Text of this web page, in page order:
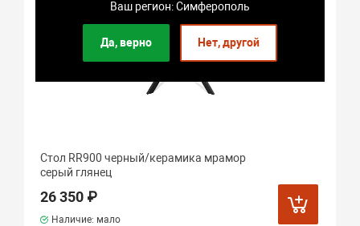
Ваш регион: Симферополь
Да, верно Нет, другой
Стол RR900 черный/керамика мрамор
серый глянец
26 350 ₽
Наличие: мало